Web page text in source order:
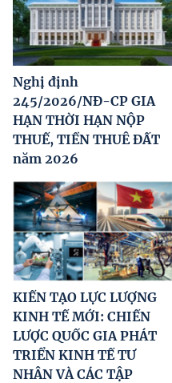
Nghị định
245/2026/NĐ-CP GIA
HẠN THỜI HẠN NỘP
THUẾ, TIỀN THUÊ ĐẤT
năm 2026
KIẾN TẠO LỰC LƯỢNG
KINH TẾ MỚI: CHIẾN
LƯỢC QUỐC GIA PHÁT
TRIỂN KINH TẾ TƯ
NHÂN VÀ CÁC TẬP